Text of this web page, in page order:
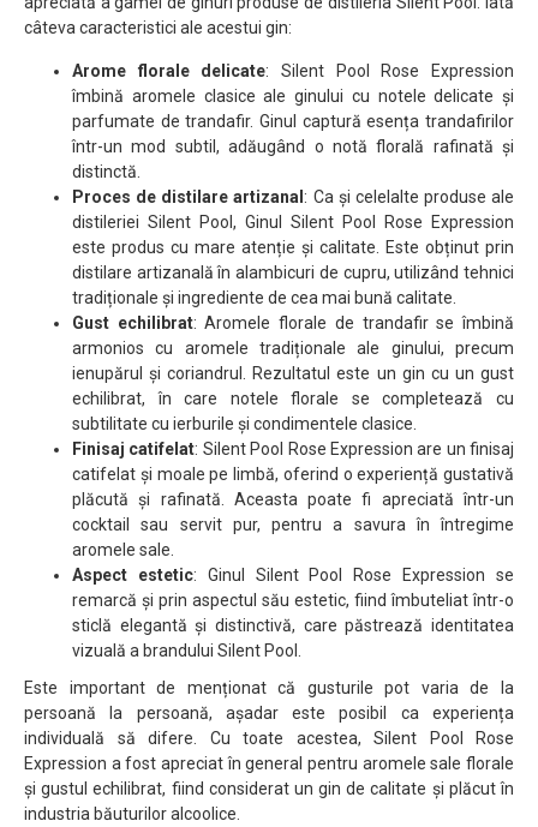
câteva caracteristici ale acestui gin:
Arome florale delicate: Silent Pool Rose Expression
îmbină aromele clasice ale ginului cu notele delicate și
parfumate de trandafir. Ginul captură esența trandafirilor
într-un mod subtil, adăugând o notă florală rafinată și
distinctă.
Proces de distilare artizanal : Ca și celelalte produse ale
distileriei Silent Pool, Ginul Silent Pool Rose Expression
este produs cu mare atenție și calitate. Este obținut prin
distilare artizanală în alambicuri de cupru, utilizând tehnici
tradiționale și ingrediente de cea mai bună calitate.
Gust echilibrat: Aromele florale de trandafir se îmbină
armonios cu aromele tradiționale ale ginului, precum
ienupărul și coriandrul. Rezultatul este un gin cu un gust
echilibrat, în care notele florale se completează cu
subtilitate cu ierburile și condimentele clasice.
Finisaj catifelat: Silent Pool Rose Expression are un finisaj
catifelat și moale pe limbă, oferind o experiență gustativă
plăcută și rafinată. Aceasta poate fi apreciată într-un
cocktail sau servit pur, pentru a savura în întregime
aromele sale.
Aspect estetic: Ginul Silent Pool Rose Expression se
remarcă și prin aspectul său estetic, fiind îmbuteliat într-o
sticlă elegantă și distinctivă, care păstrează identitatea
vizuală a brandului Silent Pool.
Este important de menționat că gusturile pot varia de la
persoană la persoană, așadar este posibil ca experiența
individuală să difere. Cu toate acestea, Silent Pool Rose
Expression a fost apreciat în general pentru aromele sale florale
și gustul echilibrat, fiind considerat un gin de calitate și plăcut în
industria băuturilor alcoolice.